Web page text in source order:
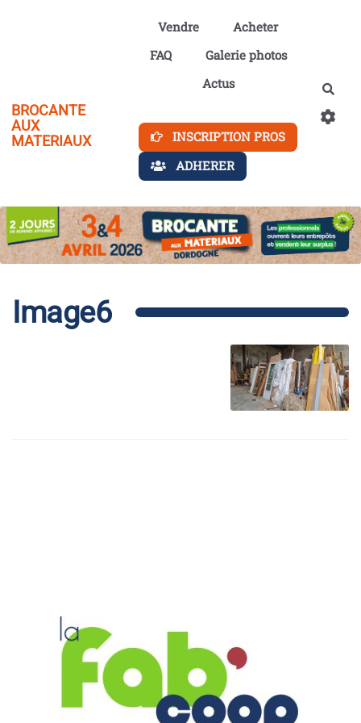
Aller au contenu principal
BROCANTE
AUX
MATERIAUX
Vendre
Acheter
FAQ
Galerie photos
Actus
INSCRIPTION PROS
ADHERER
Image6